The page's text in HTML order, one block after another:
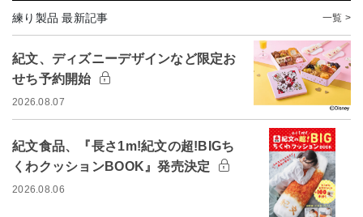
練り製品 最新記事 一覧 >
紀文、ディズニーデザインなど限定お
せち予約開始
2026.08.07
紀文食品、『長さ1m!紀文の超!BIGち
くわクッションBOOK』発売決定
2026.08.06